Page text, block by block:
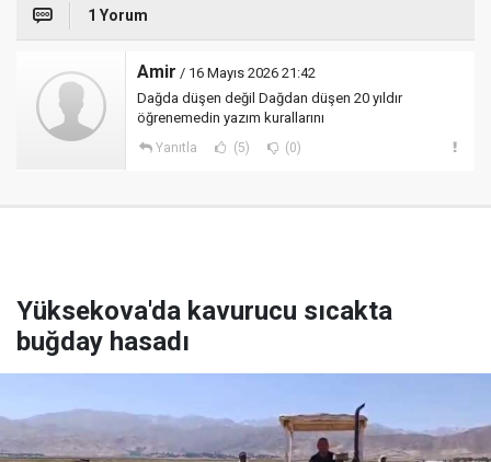
1 Yorum
Amir / 16 Mayıs 2026 21:42
Dağda düşen değil Dağdan düşen 20 yıldır
öğrenemedin yazım kurallarını
Yanıtla (5) (0)
Yüksekova'da kavurucu sıcakta
buğday hasadı